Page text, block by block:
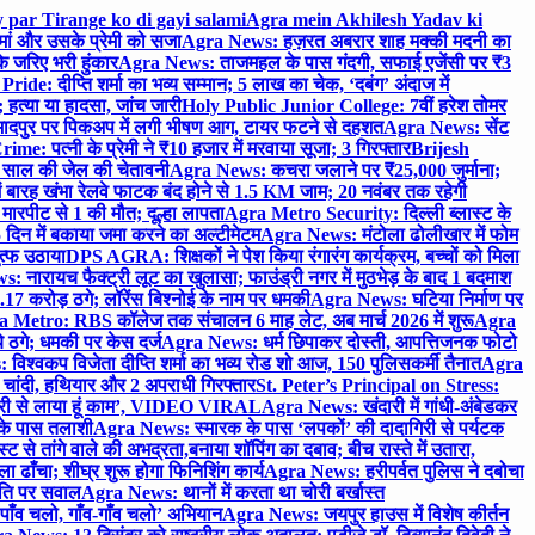
par Tirange ko di gayi salamiAgra mein Akhilesh Yadav ki
और उसके प्रेमी को सजाAgra News: हज़रत अबरार शाह मक्की मदनी का
भरी हुंकारAgra News: ताजमहल के पास गंदगी, सफाई एजेंसी पर ₹3
दीप्ति शर्मा का भव्य सम्मान; 5 लाख का चेक, ‘दबंग’ अंदाज में
या हादसा, जांच जारीHoly Public Junior College: 7वीं हरेश तोमर
पर पिकअप में लगी भीषण आग, टायर फटने से दहशतAgra News: सेंट
पत्नी के प्रेमी ने ₹10 हजार में मरवाया सूजा; 3 गिरफ्तारBrijesh
की जेल की चेतावनीAgra News: कचरा जलाने पर ₹25,000 जुर्माना;
खंभा रेलवे फाटक बंद होने से 1.5 KM जाम; 20 नवंबर तक रहेगी
से 1 की मौत; दूल्हा लापताAgra Metro Security: दिल्ली ब्लास्ट के
में बकाया जमा करने का अल्टीमेटमAgra News: मंटोला ढोलीखार में फोम
उठायाDPS AGRA: शिक्षकों ने पेश किया रंगारंग कार्यक्रम, बच्चों को मिला
नारायच फैक्ट्री लूट का खुलासा; फाउंड्री नगर में मुठभेड़ के बाद 1 बदमाश
करोड़ ठगे; लॉरेंस बिश्नोई के नाम पर धमकीAgra News: घटिया निर्माण पर
Metro: RBS कॉलेज तक संचालन 6 माह लेट, अब मार्च 2026 में शुरूAgra
ठगे; धमकी पर केस दर्जAgra News: धर्म छिपाकर दोस्ती, आपत्तिजनक फोटो
विजेता दीप्ति शर्मा का भव्य रोड शो आज, 150 पुलिसकर्मी तैनातAgra
हथियार और 2 अपराधी गिरफ्तारSt. Peter’s Principal on Stress:
से लाया हूं काम’, VIDEO VIRALAgra News: खंदारी में गांधी-अंबेडकर
पास तलाशीAgra News: स्मारक के पास ‘लपकों’ की दादागिरी से पर्यटक
तांगे वाले की अभद्रता,बनाया शॉपिंग का दबाव; बीच रास्ते में उतारा,
शीघ्र शुरू होगा फिनिशिंग कार्यAgra News: हरीपर्वत पुलिस ने दबोचा
पर सवालAgra News: थानों में करता था चोरी बर्खास्त
चलो, गाँव-गाँव चलो’ अभियानAgra News: जयपुर हाउस में विशेष कीर्तन